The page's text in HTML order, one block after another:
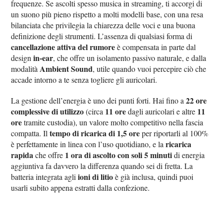
frequenze. Se ascolti spesso musica in streaming, ti accorgi di
un suono più pieno rispetto a molti modelli base, con una resa
bilanciata che privilegia la chiarezza delle voci e una buona
definizione degli strumenti. L’assenza di qualsiasi forma di
cancellazione attiva del rumoreè compensata in parte dal
designin-ear, che offre un isolamento passivo naturale, e dalla
modalità Ambient Sound, utile quando vuoi percepire ciò che
accade intorno a te senza togliere gli auricolari.
La gestione dell’energia è uno dei punti forti. Hai fino a22 ore
complessive di utilizzo(circa 11 oredagli auricolari e altre 11
oretramite custodia), un valore molto competitivo nella fascia
compatta. Iltempo di ricarica di 1,5 oreper riportarli al 100%
è perfettamente in linea con l’uso quotidiano, e laricarica
rapidache offre 1 ora di ascolto con soli 5 minutidi energia
aggiuntiva fa davvero la differenza quando sei di fretta. La
batteria integrata agliioni di litioè già inclusa, quindi puoi
usarli subito appena estratti dalla confezione.